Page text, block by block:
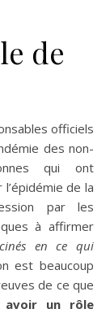
de
officiels
des non-
qui ont
de la
par les
à affirmer
en ce qui
est beaucoup
de ce que
avoir un rôle